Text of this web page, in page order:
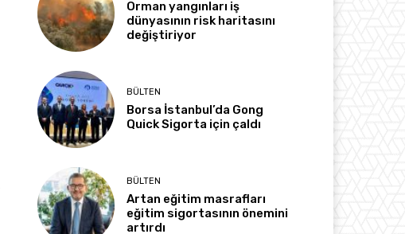
Orman yangınları iş
dünyasının risk haritasını
değiştiriyor
BÜLTEN
Borsa İstanbul’da Gong
Quick Sigorta için çaldı
BÜLTEN
Artan eğitim masrafları
eğitim sigortasının önemini
artırdı